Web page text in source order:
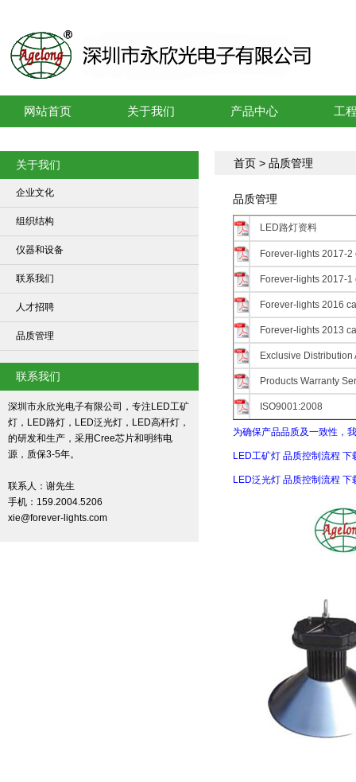
网站首页 关于我们 产品中心 工
关于我们
企业文化
组织结构
仪器和设备
联系我们
人才招聘
品质管理
联系我们
深圳市永欣光电子有限公司，专注LED工矿
灯，LED路灯，LED泛光灯，LED高杆灯，
的研发和生产，采用Cree芯片和明纬电
源，质保3-5年。
联系人：谢先生
手机：159.2004.5206
xie@forever-lights.com
首页 > 品质管理
品质管理
LED路灯资料
Forever-lights 2017-2
Forever-lights 2017-1
Forever-lights 2016
Forever-lights 2013
Exclusive Distribution
Products Warranty
ISO9001:2008
为确保产品品质及一致性，
LED工矿灯 品质控制流程 下
LED泛光灯 品质控制流程 下